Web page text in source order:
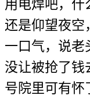
用电焊吧，什
还是仰望夜空
一口气，说老
没让被抢了钱
号院里可有怀